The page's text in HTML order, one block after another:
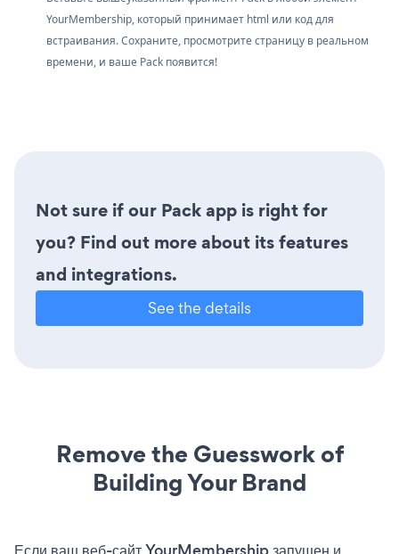
YourMembership, который принимает html или код для
встраивания. Сохраните, просмотрите страницу в реальном
времени, и ваше Pack появится!
Not sure if our Pack app is right for
you? Find out more about its features
and integrations.
See the details
Remove the Guesswork of
Building Your Brand